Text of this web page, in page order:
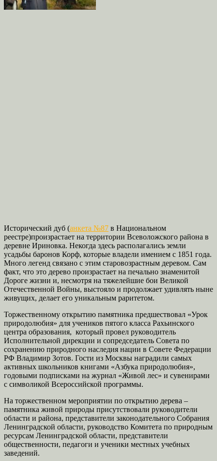
Исторический дуб (анкета №87 в Национальном
реестре)произрастает на территории Всеволожского района в
деревне Ириновка. Некогда здесь располагались земли
усадьбы баронов Корф, которые владели имением с 1851 года.
Много легенд связано с этим старовозрастным деревом. Сам
факт, что это дерево произрастает на печально знаменитой
Дороге жизни и, несмотря на тяжелейшие бои Великой
Отечественной Войны, выстояло и продолжает удивлять ныне
живущих, делает его уникальным раритетом.
Торжественному открытию памятника предшествовал «Урок
природолюбия» для учеников пятого класса Рахьинского
центра образования, который провел руководитель
Исполнительной дирекции и сопредседатель Совета по
сохранению природного наследия нации в Совете Федерации
РФ Владимир Зотов. Гости из Москвы наградили самых
активных школьников книгами «Азбука природолюбия»,
годовыми подписками на журнал «Живой лес» и сувенирами
с символикой Всероссийской программы.
На торжественном мероприятии по открытию дерева –
памятника живой природы присутствовали руководители
области и района, представители законодательного Собрания
Ленинградской области, руководство Комитета по природным
ресурсам Ленинградской области, представители
общественности, педагоги и ученики местных учебных
заведений.